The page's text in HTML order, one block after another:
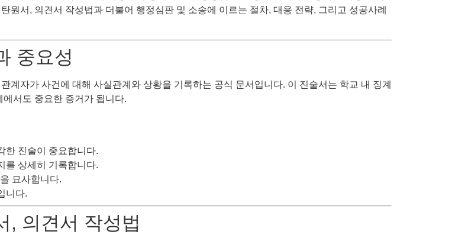
원서, 의견서 작성법과 더불어 행정심판 및 소송에 이르는 절차, 대응 전략, 그리고 성공사례
중요성
계자가 사건에 대해 사실관계와 상황을 기록하는 공식 문서입니다. 이 진술서는 학교 내 징계
서도 중요한 증거가 됩니다.
한 진술이 중요합니다.
를 상세히 기록합니다.
묘사합니다.
니다.
, 의견서 작성법